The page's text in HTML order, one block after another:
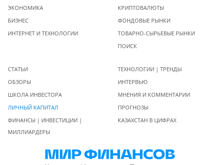
ЭКОНОМИКА
БИЗНЕС
ИНТЕРНЕТ И ТЕХНОЛОГИИ
КРИПТОВАЛЮТЫ
ФОНДОВЫЕ РЫНКИ
ТОВАРНО-СЫРЬЕВЫЕ РЫНКИ
ПОИСК
СТАТЬИ
ОБЗОРЫ
ШКОЛА ИНВЕСТОРА
ЛИЧНЫЙ КАПИТАЛ
ФИНАНСЫ | ИНВЕСТИЦИИ |
МИЛЛИАРДЕРЫ
ТЕХНОЛОГИИ | ТРЕНДЫ
ИНТЕРВЬЮ
МНЕНИЯ И КОММЕНТАРИИ
ПРОГНОЗЫ
КАЗАХСТАН В ЦИФРАХ